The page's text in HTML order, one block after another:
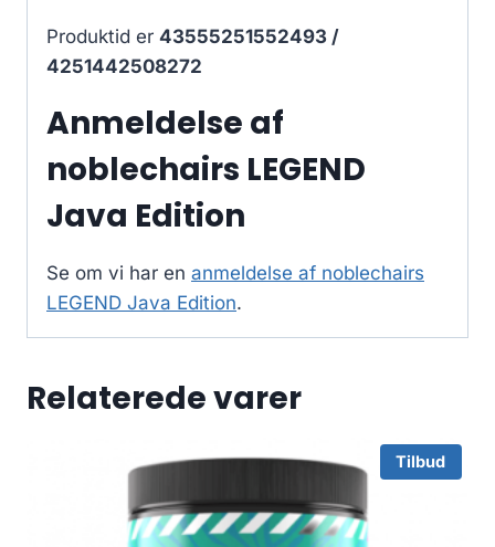
Produktid er 43555251552493 /
4251442508272
Anmeldelse af
noblechairs LEGEND
Java Edition
Se om vi har en anmeldelse af noblechairs
LEGEND Java Edition.
Relaterede varer
Tilbud